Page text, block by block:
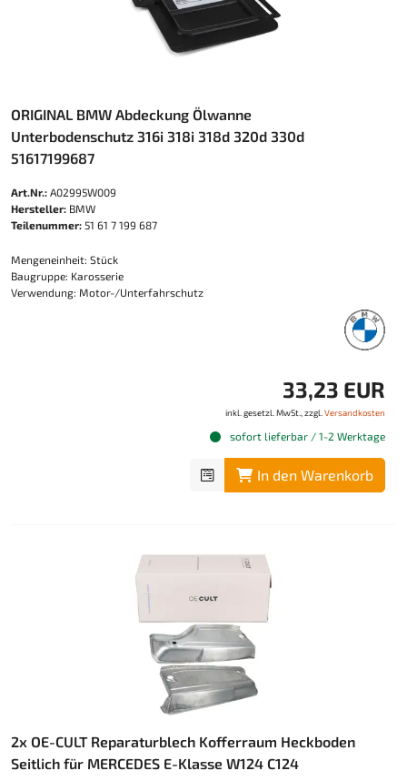
ORIGINAL BMW Abdeckung Ölwanne
Unterbodenschutz 316i 318i 318d 320d 330d
51617199687
Art.Nr.: A02995W009
Hersteller: BMW
Teilenummer: 51 61 7 199 687
Mengeneinheit: Stück
Baugruppe: Karosserie
Verwendung: Motor-/Unterfahrschutz
33,23 EUR
inkl. gesetzl. MwSt., zzgl. Versandkosten
sofort lieferbar / 1-2 Werktage
In den Warenkorb
2x OE-CULT Reparaturblech Kofferraum Heckboden
Seitlich für MERCEDES E-Klasse W124 C124